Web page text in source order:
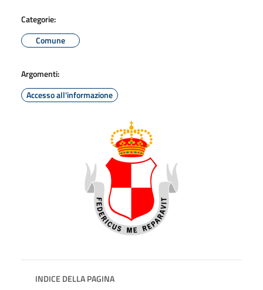
Categorie:
Comune
Argomenti:
Accesso all'informazione
INDICE DELLA PAGINA